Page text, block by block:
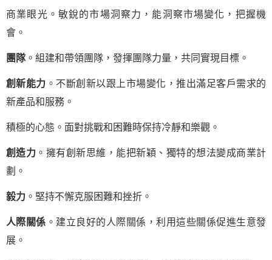
商業眼光。敏銳的市場洞察力，能洞察市場變化，把握機
會。
團隊。組建和帶領團隊，發揮團隊力量，共同實現目標。
創新能力 。不斷創新以跟上市場變化，推出滿足客戶需求的
新產品和服務。
積極的心態。面對挑戰和困難時保持冷靜和樂觀。
創造力 。擁有創新思維，能把新穎、獨特的想法變成商業計
劃。
毅力 。堅持不懈克服困難和挫折。
人際關係 。建立良好的人際關係，利用這些關係促進生意發
展。